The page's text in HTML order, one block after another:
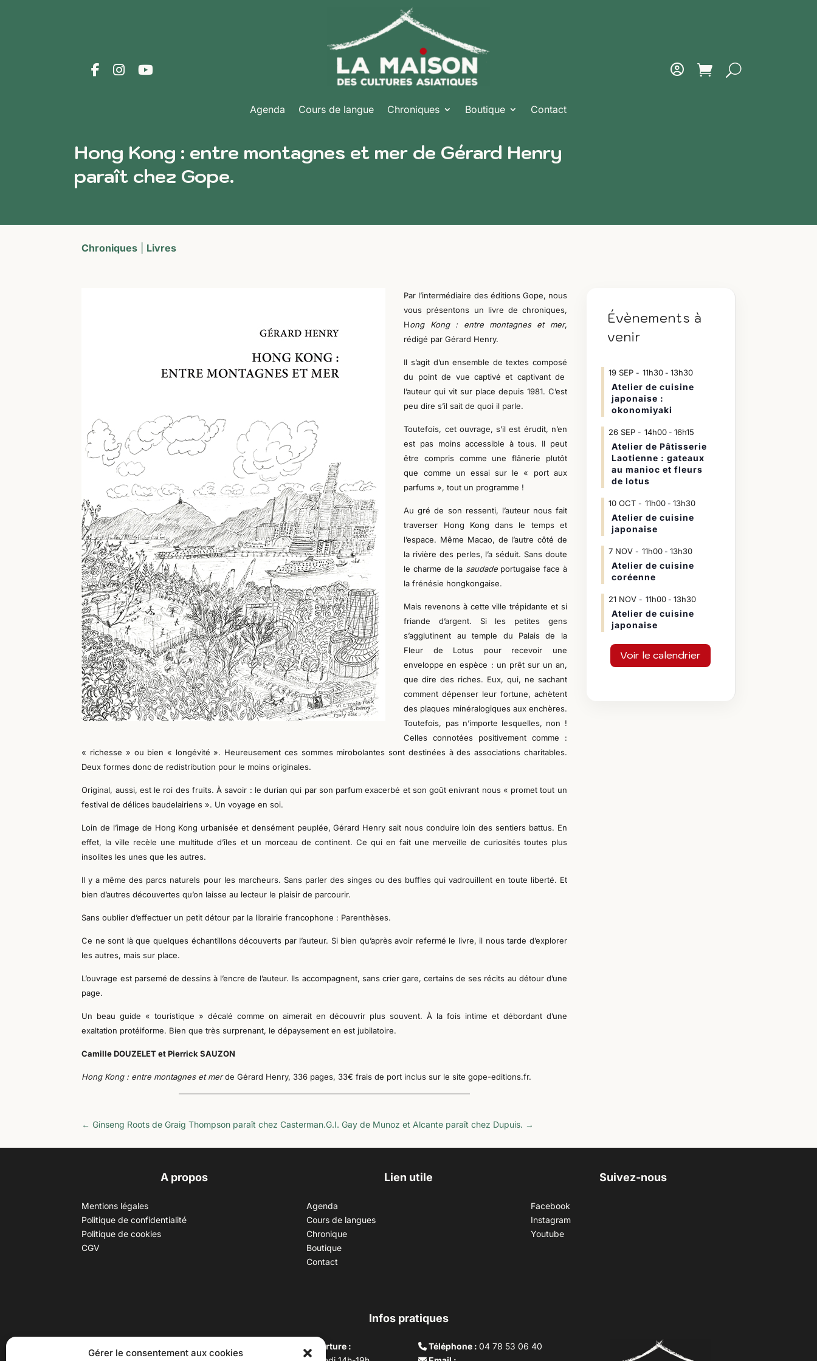
Gérer le consentement aux cookies
Agenda Cours de langue Chroniques Boutique Contact
Hong Kong : entre montagnes et mer de Gérard Henry
paraît chez Gope.
Chroniques Livres
Par l’intermédiaire des éditions Gope, nous
vous présentons un livre de chroniques,
Hong Kong : entre montagnes et mer,
rédigé par Gérard Henry.
Il s’agit d’un ensemble de textes composé
du point de vue captivé et captivant de
l’auteur qui vit sur place depuis 1981. C’est
peu dire s’il sait de quoi il parle.
Toutefois, cet ouvrage, s’il est érudit, n’en
est pas moins accessible à tous. Il peut
être compris comme une flânerie plutôt
que comme un essai sur le « port aux
parfums », tout un programme !
Au gré de son ressenti, l’auteur nous fait
traverser Hong Kong dans le temps et
l’espace. Même Macao, de l’autre côté de
la rivière des perles, l’aséduit. Sans doute
le charme de la saudadeportugaise face à
la frénésie hongkongaise.
Mais revenons à cette ville trépidante et si
friande d’argent. Si les petites gens
s’agglutinent au temple du Palais de la
Fleur de Lotus pour recevoir une
enveloppe en espèce : un prêt sur un an,
que dire des riches. Eux, qui, ne sachant
comment dépenser leur fortune, achètent
des plaques minéralogiques aux enchères.
Toutefois, pas n’importe lesquelles, non !
Celles connotées positivement comme :
« richesse » ou bien « longévité ». Heureusement ces sommes mirobolantes sont destinées à des associations charitables.
Deux formes donc de redistribution pour le moins originales.
Original, aussi, est le roi des fruits. À savoir : le durian qui par son parfum exacerbé et son goût enivrant nous « promet tout un
festival de délices baudelairiens ». Un voyage en soi.
Loin de l’image de Hong Kong urbanisée et densément peuplée,Gérard Henry sait nous conduire loin des sentiers battus. En
effet, la ville recèle une multitude d’îles et un morceau de continent. Ce qui en fait une merveille de curiosités toutes plus
insolites les unes que les autres.
Il y a même des parcs naturels pour les marcheurs. Sans parler des singes ou des buffles qui vadrouillent en toute liberté. Et
bien d’autres découvertes qu’on laisse au lecteur le plaisir de parcourir.
Sans oublier d’effectuer un petit détour par la librairie francophone : Parenthèses.
Ce ne sont là que quelques échantillons découverts par l’auteur. Si bien qu’après avoir refermé le livre, il nous tarde d’explorer
les autres, maissur place.
L’ouvrage est parsemé de dessins à l’encre de l’auteur. Ils accompagnent, sans crier gare, certains de ses récits au détour d’une
page.
Un beau guide « touristique » décalé comme on aimerait en découvrir plus souvent. À la fois intime et débordant d’une
exaltation protéiforme. Bien que très surprenant, le dépaysement en est jubilatoire.
Camille DOUZELET et Pierrick SAUZON
Hong Kong : entre montagnes et merde Gérard Henry, 336 pages, 33€ frais de port inclus sur le site gope-editions.fr.
←Ginseng Roots de Graig Thompson paraît chez Casterman.G.I. Gay de Munoz et Alcante paraît chez Dupuis. →
Évènements à
venir
19 SEP 11h30- 13h30
Atelier de cuisine
japonaise :
okonomiyaki
26 SEP 14h00- 16h15
Atelier de Pâtisserie
Laotienne : gateaux
au manioc et fleurs
de lotus
10 OCT 11h00- 13h30
Atelier de cuisine
japonaise
7 NOV 11h00- 13h30
Atelier de cuisine
coréenne
21 NOV 11h00- 13h30
Atelier de cuisine
japonaise
Voir le calendrier
A propos
Mentions légales
Politique de confidentialité
Politique de cookies
CGV
Lien utile
Agenda
Cours de langues
Chronique
Boutique
Contact
Suivez-nous
Facebook
Instagram
Youtube
Infos pratiques
Horaires d’ouverture :
Téléphone :04 78 53 06 40